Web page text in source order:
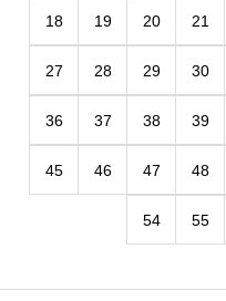
18 19 20 21
27 28 29 30
36 37 38 39
45 46 47 48
54 55